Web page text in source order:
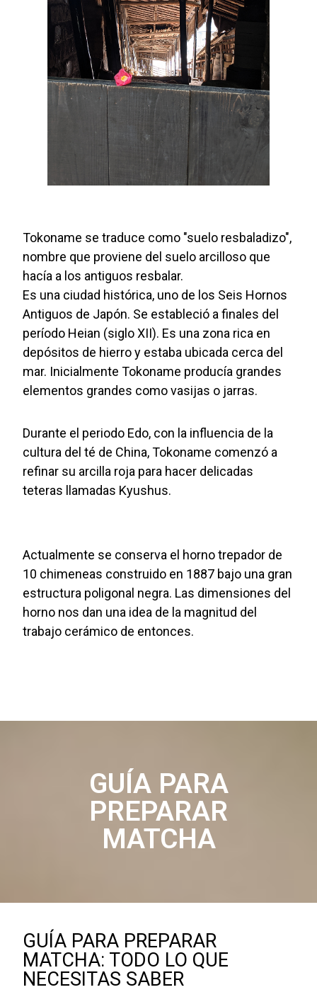
Tokoname se traduce como "suelo resbaladizo",
nombre que proviene del suelo arcilloso que
hacía a los antiguos resbalar.
Es una ciudad histórica, uno de los Seis Hornos
Antiguos de Japón. Se estableció a finales del
período Heian (siglo XII). Es una zona rica en
depósitos de hierro y estaba ubicada cerca del
mar. Inicialmente Tokoname producía grandes
elementos grandes como vasijas o jarras.
Durante el periodo Edo, con la influencia de la
cultura del té de China, Tokoname comenzó a
refinar su arcilla roja para hacer delicadas
teteras llamadas Kyushus.
Actualmente se conserva el horno trepador de
10 chimeneas construido en 1887 bajo una gran
estructura poligonal negra. Las dimensiones del
horno nos dan una idea de la magnitud del
trabajo cerámico de entonces.
GUÍA PARA
PREPARAR
MATCHA
GUÍA PARA PREPARAR
MATCHA: TODO LO QUE
NECESITAS SABER